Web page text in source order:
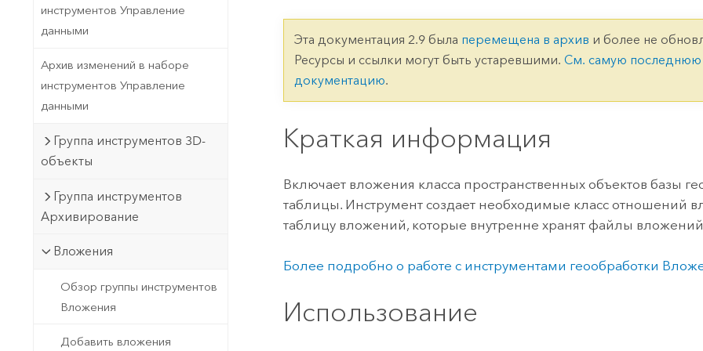
Фундаментальная система для
Технология Developer
Создание картографических
Природные ресурсы
Все отрасли
технологий
инструментов Управление
данными
Архив изменений в наборе
инструментов Управление
данными
Группа инструментов 3D-
объекты
Группа инструментов
Архивирование
Вложения
Обзор группы инструментов
Вложения
Добавить вложения
Эта документация 2.9 была перемещена в архив и более не
Ресурсы и ссылки могут быть устаревшими.См. самую последнюю
документацию.
Краткая информация
Включает вложения класса пространственных объектов базы
таблицы. Инструмент создает необходимые класс отношений
таблицу вложений, которые внутренне хранят файлы
Более подробно о работе с инструментами геообработки
Использование